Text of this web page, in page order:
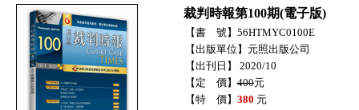
裁判時報第100期(電子版)
【書 號】56HTMYC0100E
【出版單位】元照出版公司
【出刊日】 2020/10
【定 價】400元
【特 價】 380 元